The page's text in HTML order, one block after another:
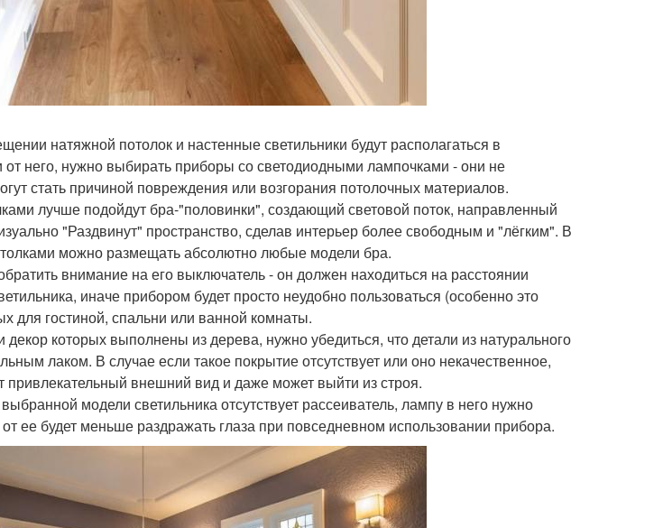
натяжной потолок и настенные светильники будут располагаться в
от него, нужно выбирать приборы со светодиодными лампочками - они не
стать причиной повреждения или возгорания потолочных материалов.
лучше подойдут бра-"половинки", создающий световой поток, направленный
"Раздвинут" пространство, сделав интерьер более свободным и "лёгким". В
можно размещать абсолютно любые модели бра.
внимание на его выключатель - он должен находиться на расстоянии
иначе прибором будет просто неудобно пользоваться (особенно это
для гостиной, спальни или ванной комнаты.
которых выполнены из дерева, нужно убедиться, что детали из натурального
лаком. В случае если такое покрытие отсутствует или оно некачественное,
привлекательный внешний вид и даже может выйти из строя.
модели светильника отсутствует рассеиватель, лампу в него нужно
ее будет меньше раздражать глаза при повседневном использовании прибора.